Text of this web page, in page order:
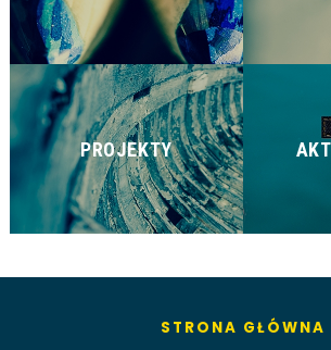
PROJEKTY
STRONA GŁÓWNA